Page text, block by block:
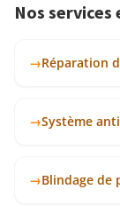
Nos services
→ réparation
→ système
→ blindage